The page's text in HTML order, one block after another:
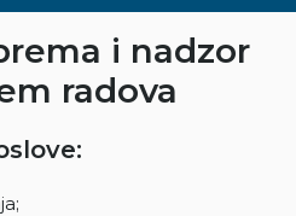
i nadzor
radova